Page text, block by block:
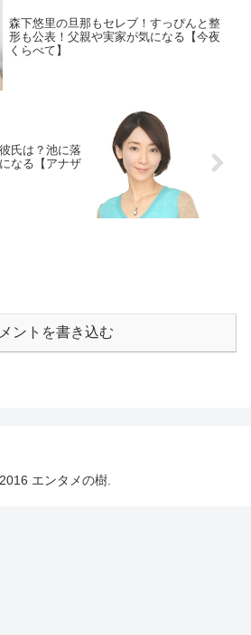
森下悠里の旦那もセレブ！すっぴんと整
形も公表！父親や実家が気になる【今夜
くらべて】
氏は？池に落
なる【アナザ
ントを書き込む
エンタメの樹.